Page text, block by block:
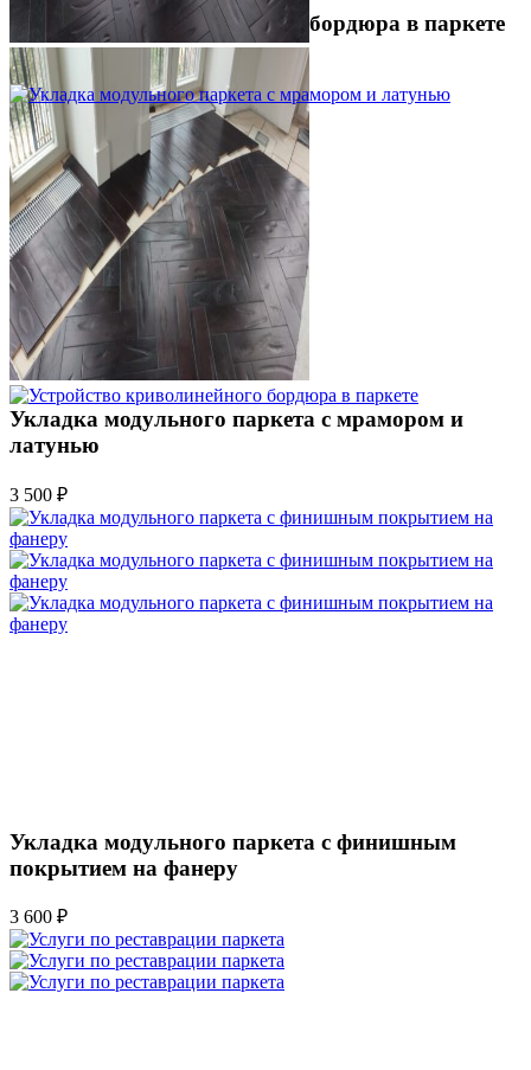
Устройство криволинейного бордюра в паркете
2 500 ₽
Укладка модульного паркета с мрамором и
латунью
3 500 ₽
Укладка модульного паркета с финишным
покрытием на фанеру
3 600 ₽